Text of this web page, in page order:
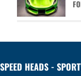
SPEED HEADS -